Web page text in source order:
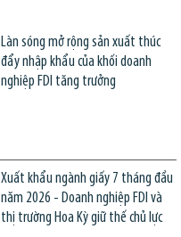
Làn sóng mở rộng sản xuất thúc
đẩy nhập khẩu của khối doanh
nghiệp FDI tăng trưởng
Xuất khẩu ngành giấy 7 tháng đầu
năm 2026 - Doanh nghiệp FDI và
thị trường Hoa Kỳ giữ thế chủ lực